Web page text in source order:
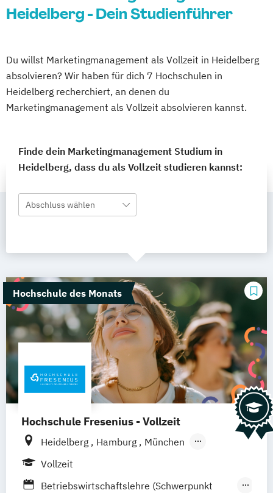
Heidelberg - Dein Studienführer
Du willst Marketingmanagement als Vollzeit in Heidelberg
absolvieren? Wir haben für dich 7 Hochschulen in
Heidelberg recherchiert, an denen du
Marketingmanagement als Vollzeit absolvieren kannst.
Finde dein Marketingmanagement Studium in
Heidelberg, dass du als Vollzeit studieren kannst:
Abschluss wählen
Hochschule des Monats
Hochschule Fresenius - Vollzeit
Heidelberg Hamburg
München
Düsseldorf
Vollzeit
Betriebswirtschaftslehre (Schwerpunkt